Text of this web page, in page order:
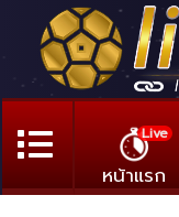
Live
หน้าแรก